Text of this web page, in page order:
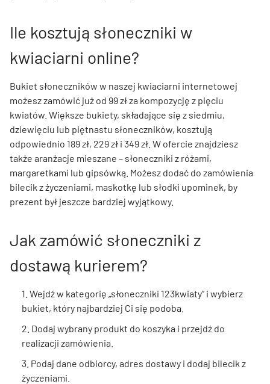
Ile kosztują słoneczniki w
kwiaciarni online?
Bukiet słoneczników w naszej kwiaciarni internetowej
możesz zamówić już od 99 zł za kompozycję z pięciu
kwiatów. Większe bukiety, składające się z siedmiu,
dziewięciu lub piętnastu słoneczników, kosztują
odpowiednio 189 zł, 229 zł i 349 zł. W ofercie znajdziesz
także aranżacje mieszane – słoneczniki z różami,
margaretkami lub gipsówką. Możesz dodać do zamówienia
bilecik z życzeniami, maskotkę lub słodki upominek, by
prezent był jeszcze bardziej wyjątkowy.
Jak zamówić słoneczniki z
dostawą kurierem?
1. Wejdź w kategorię „słoneczniki 123kwiaty” i wybierz
bukiet, który najbardziej Ci się podoba.
2. Dodaj wybrany produkt do koszyka i przejdź do
realizacji zamówienia.
3. Podaj dane odbiorcy, adres dostawy i dodaj bilecik z
życzeniami.